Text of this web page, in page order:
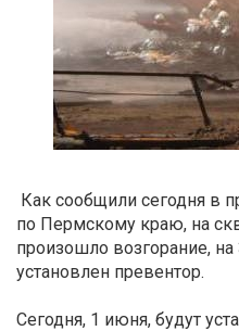
Как сообщили сегодня в
по Пермскому краю, на
произошло возгорание,
установлен превентор.
Сегодня, 1 июня, будут